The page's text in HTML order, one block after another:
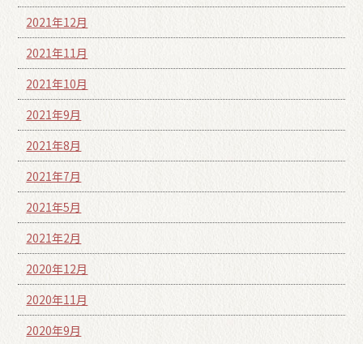
2021年12月
2021年11月
2021年10月
2021年9月
2021年8月
2021年7月
2021年5月
2021年2月
2020年12月
2020年11月
2020年9月